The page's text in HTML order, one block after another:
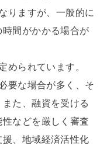
りますが、一般的に
間がかかる場合が
められています。
要な場合が多く、そ
た、融資を受ける
などを厳しく審査
、地域経済活性化